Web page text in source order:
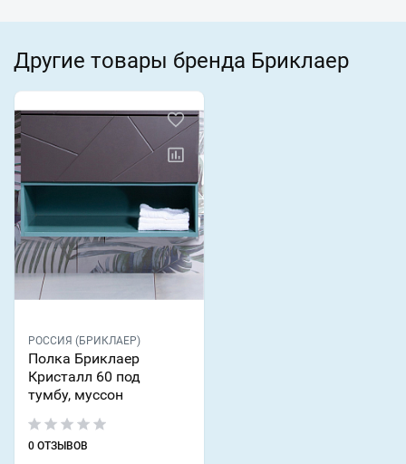
Другие товары бренда Бриклаер
РОССИЯ (БРИКЛАЕР)
Полка Бриклаер
Кристалл 60 под
тумбу, муссон
0 ОТЗЫВОВ